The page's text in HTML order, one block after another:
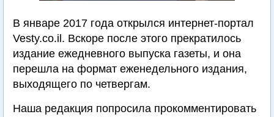
В январе 2017 года открылся интернет-портал
Vesty.co.il. Вскоре после этого прекратилось
издание ежедневного выпуска газеты, и она
перешла на формат еженедельного издания,
выходящего по четвергам.
Наша редакция попросила прокомментировать